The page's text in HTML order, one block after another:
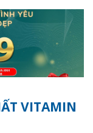
VITAMIN